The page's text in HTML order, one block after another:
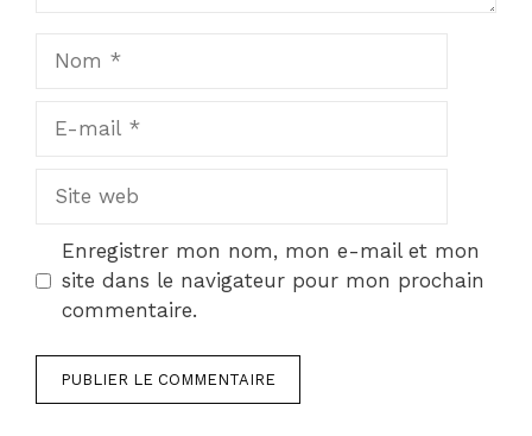
mail
web
Enregistrer mon nom, mon e-mail et mon
site dans le navigateur pour mon prochain
commentaire.